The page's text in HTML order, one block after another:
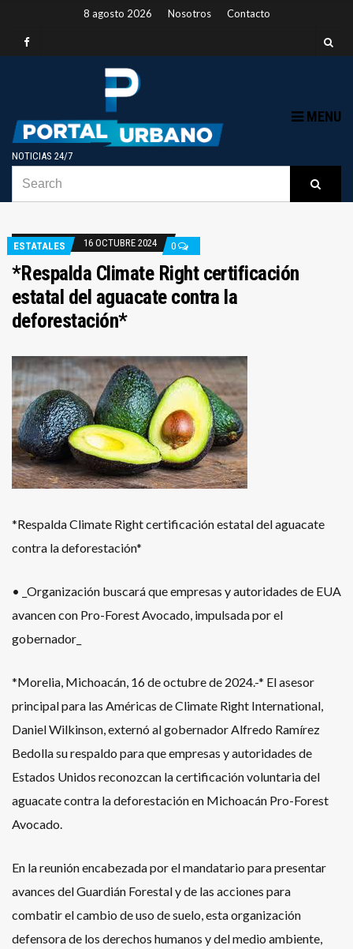
8 agosto 2026 Nosotros Contacto
NOTICIAS 24/7
MENU
ESTATALES 16 OCTUBRE 2024 0
*Respalda Climate Right certificación
estatal del aguacate contra la
deforestación*
*Respalda Climate Right certificación estatal del aguacate
contra la deforestación*
• _Organización buscará que empresas y autoridades de EUA
avancen con Pro-Forest Avocado, impulsada por el
gobernador_
*Morelia, Michoacán, 16 de octubre de 2024.-* El asesor
principal para las Américas de Climate Right International,
Daniel Wilkinson, externó al gobernador Alfredo Ramírez
Bedolla su respaldo para que empresas y autoridades de
Estados Unidos reconozcan la certificación voluntaria del
aguacate contra la deforestación en Michoacán Pro-Forest
Avocado.
En la reunión encabezada por el mandatario para presentar
avances del Guardián Forestal y de las acciones para
combatir el cambio de uso de suelo, esta organización
defensora de los derechos humanos y del medio ambiente,